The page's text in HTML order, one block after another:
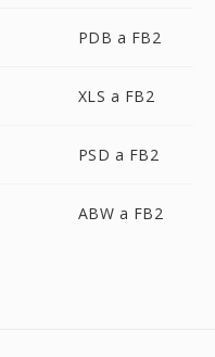
PDB a FB2
XLS a FB2
PSD a FB2
ABW a FB2